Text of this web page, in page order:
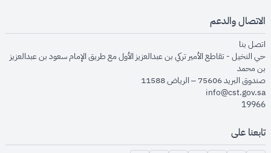
الاتصال والدعم
اتصل بنا
حي النخيل - تقاطع الأمير تركي بن عبدالعزيز الأول مع طريق الإمام سعود بن عبدالعزيز
بن محمد
صندوق البريد 75606 – الرياض 11588
info@cst.gov.sa
19966
تابعنا على